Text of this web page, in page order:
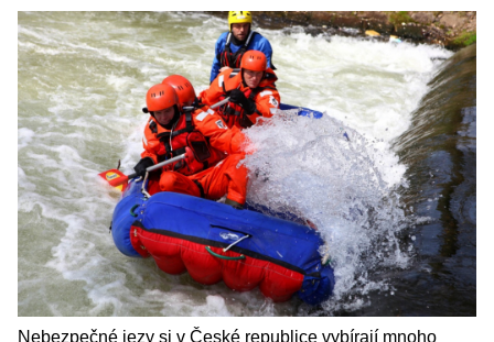
Nebezpečné jezy si v České republice vybírají mnoho